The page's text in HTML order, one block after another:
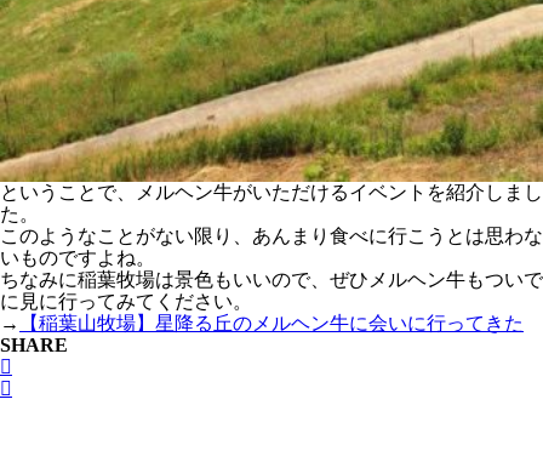
ということで、メルヘン牛がいただけるイベントを紹介しまし
た。
このようなことがない限り、あんまり食べに行こうとは思わな
いものですよね。
ちなみに稲葉牧場は景色もいいので、ぜひメルヘン牛もついで
に見に行ってみてください。
→
【稲葉山牧場】星降る丘のメルヘン牛に会いに行ってきた
SHARE